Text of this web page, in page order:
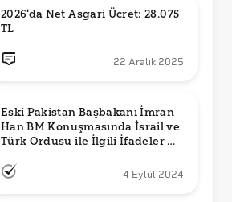
2026'da Net Asgari Ücret: 28.075
TL
22 Aralık 2025
Eski Pakistan Başbakanı İmran
Han BM Konuşmasında İsrail ve
Türk Ordusu ile İlgili İfadeler mi
4 Eylül 2024